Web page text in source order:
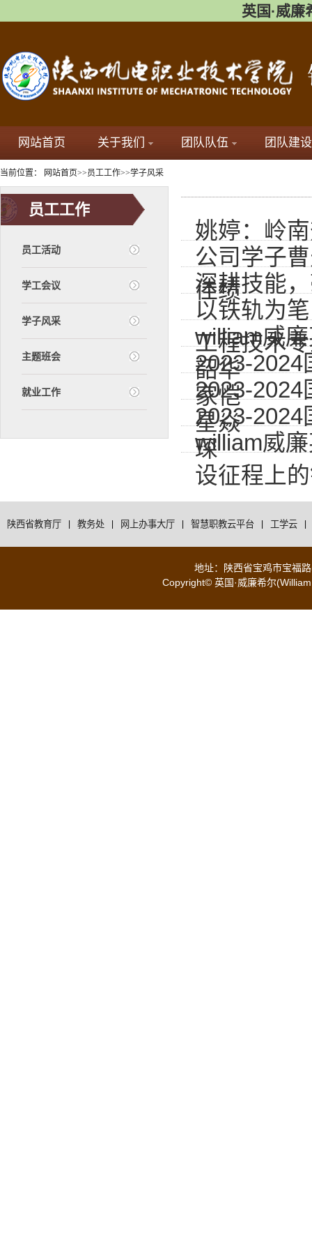
英国·威
网站首页 关于我们 团队队伍 团队建设
当前位置： 网站首页>>员工工作>>学子风采
员工工作
员工活动
学工会议
学子风采
主题班会
就业工作
姚婷：岭
公司学子
佳绩
深耕技能
以铁轨为
工程技术
william威
韶华
2023-
家恺
2023-
星焱
2023-
琛
william威
设征程上
陕西省教育厅 教务处 网上办事大厅 智慧职教云平台 工学云
地址：陕西省宝鸡市宝福
Copyright© 英国·威廉希尔